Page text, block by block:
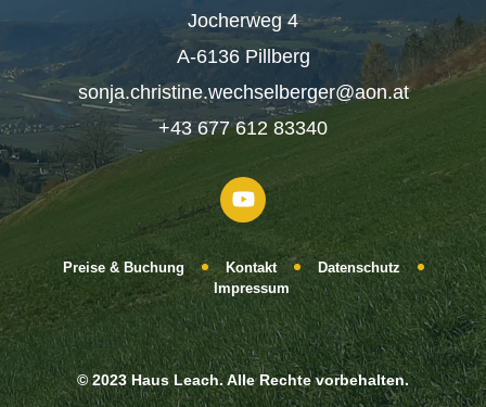
Jocherweg 4
A-6136 Pillberg
sonja.christine.wechselberger@aon.at
+43 677 612 83340
Preise & Buchung Kontakt
Datenschutz
Impressum
© 2023 Haus Leach. Alle Rechte vorbehalten.